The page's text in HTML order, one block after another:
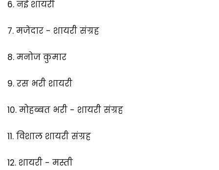
6. नई शायरी
7. मजेदार - शायरी संग्रह
8. मनोज कुमार
9. रस भरी शायरी
10. मोहब्बत भरी - शायरी संग्रह
11. विशाल शायरी संग्रह
12. शायरी - मस्ती